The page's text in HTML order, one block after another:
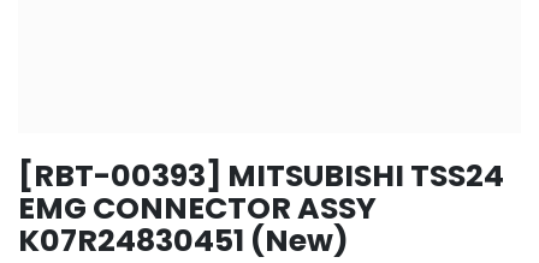
[RBT-00393] MITSUBISHI TSS24
EMG CONNECTOR ASSY
K07R24830451 (New)